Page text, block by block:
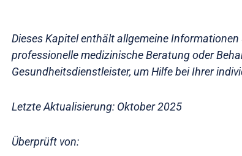
Dieses Kapitel enthält allgemeine
professionelle medizinische Beratung oder
Gesundheitsdienstleister, um Hilfe bei Ihrer
Letzte Aktualisierung: Oktober 2025
Überprüft von: